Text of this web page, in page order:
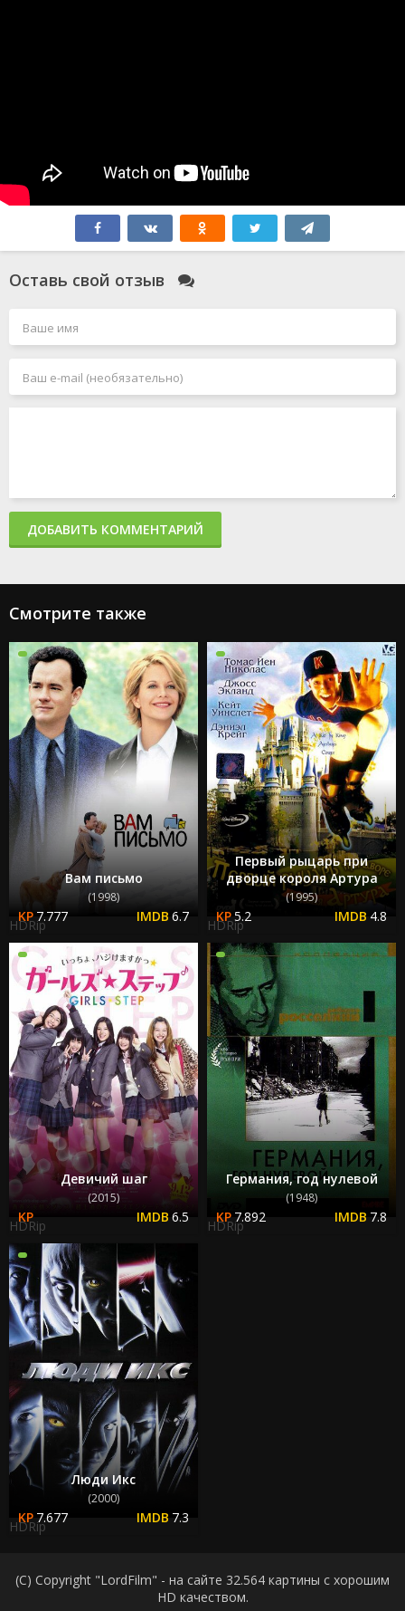
Оставь свой отзыв
ДОБАВИТЬ КОММЕНТАРИЙ
Смотрите также
Вам письмо
(1998)
7.777 6.7
HDRip
Первый рыцарь при
дворце короля Артура
(1995)
5.2 4.8
HDRip
Девичий шаг
(2015)
6.5
HDRip
Германия, год нулевой
(1948)
7.892 7.8
HDRip
Люди Икс
(2000)
7.677 7.3
HDRip
(C) Copyright "LordFilm" - на сайте 32.564 картины с хорошим
HD качеством.